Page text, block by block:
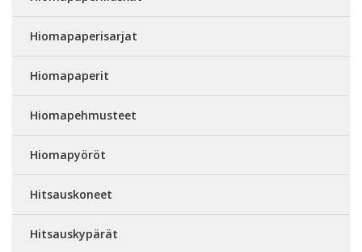
Hiomapaperisarjat
Hiomapaperit
Hiomapehmusteet
Hiomapyöröt
Hitsauskoneet
Hitsauskypärät